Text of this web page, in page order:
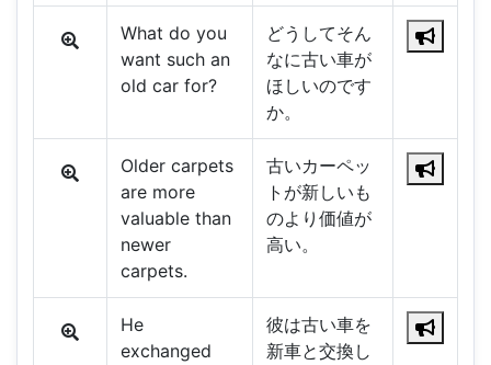
What do you
want such an
old car for?
どうしてそん
なに古い車が
ほしいのです
か。
Older carpets
are more
valuable than
newer
carpets.
古いカーペッ
トが新しいも
のより価値が
高い。
He
exchanged
彼は古い車を
新車と交換し